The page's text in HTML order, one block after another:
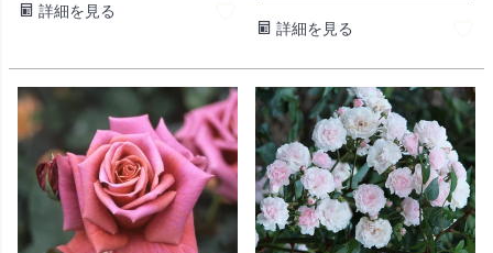
詳細を見る
詳細を見る